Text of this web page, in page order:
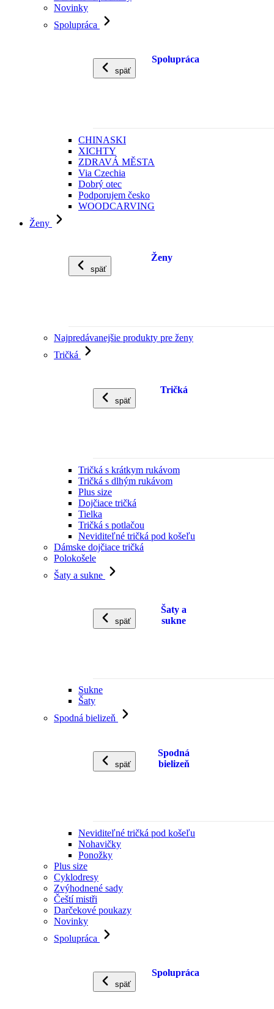
Novinky
Spolupráca
späť
Spolupráca
CHINASKI
XICHTY
ZDRAVÁ MĚSTA
Via Czechia
Dobrý otec
Podporujem česko
WOODCARVING
Ženy
späť
Ženy
Najpredávanejšie produkty pre ženy
Tričká
späť
Tričká
Tričká s krátkym rukávom
Tričká s dlhým rukávom
Plus size
Dojčiace tričká
Tielka
Tričká s potlačou
Neviditeľné tričká pod košeľu
Dámske dojčiace tričká
Polokošele
Šaty a sukne
späť
Šaty a
sukne
Sukne
Šaty
Spodná bielizeň
späť
Spodná
bielizeň
Neviditeľné tričká pod košeľu
Nohavičky
Ponožky
Plus size
Cyklodresy
Zvýhodnené sady
Čeští mistři
Darčekové poukazy
Novinky
Spolupráca
späť
Spolupráca